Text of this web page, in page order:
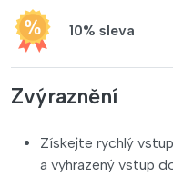
10% sleva
Zvýraznění
Získejte rychlý
a vyhrazený vstup